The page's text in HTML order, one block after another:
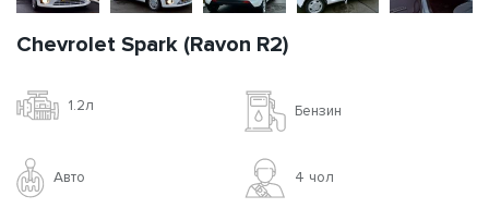
Chevrolet Spark (Ravon R2)
1.2л Бензин
Авто 4 чoл